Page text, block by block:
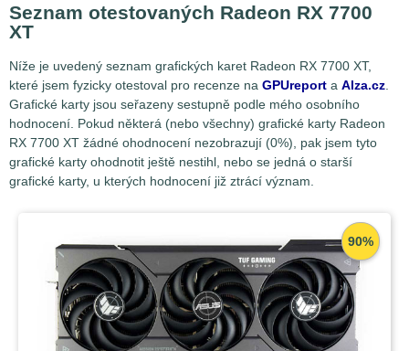
Seznam otestovaných Radeon RX 7700
XT
Níže je uvedený seznam grafických karet Radeon RX 7700 XT,
které jsem fyzicky otestoval pro recenze na GPUreport a Alza.cz
Grafické karty jsou seřazeny sestupně podle mého osobního
hodnocení. Pokud některá (nebo všechny) grafické karty Radeon
RX 7700 XT žádné ohodnocení nezobrazují (0%), pak jsem tyto
grafické karty ohodnotit ještě nestihl, nebo se jedná o starší
grafické karty, u kterých hodnocení již ztrácí význam.
90%